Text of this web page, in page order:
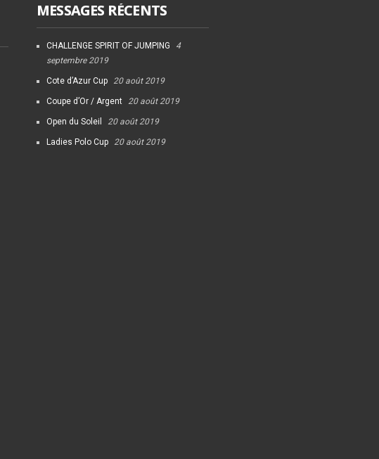
MESSAGES RÉCENTS
CHALLENGE SPIRIT OF JUMPING
4
septembre 2019
Cote d’Azur Cup 20 août 2019
Coupe d’Or / Argent 20 août 2019
Open du Soleil 20 août 2019
Ladies Polo Cup 20 août 2019